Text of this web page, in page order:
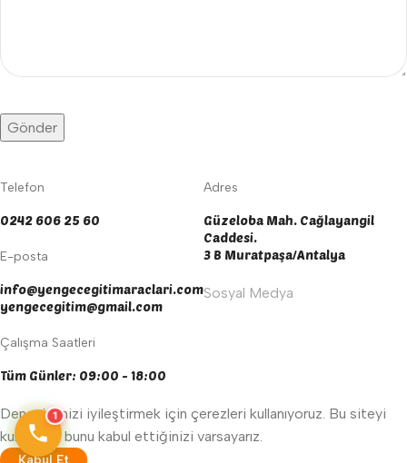
Telefon
0242 606 25 60
E-posta
info@yengecegitimaraclari.com
yengecegitim@gmail.com
Çalışma Saatleri
Tüm Günler: 09:00 - 18:00
Adres
Güzeloba Mah. Cağlayangil
Caddesi.
3 B Muratpaşa/Antalya
Sosyal Medya
Deneyiminizi iyileştirmek için çerezleri kullanıyoruz. Bu siteyi
kullanarak bunu kabul ettiğinizi varsayarız.
1